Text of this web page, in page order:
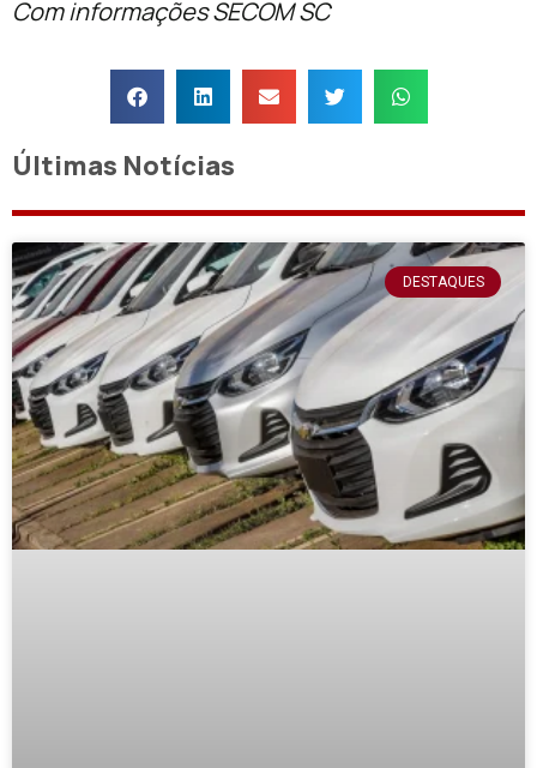
Com informações SECOM SC
Últimas Notícias
DESTAQUES